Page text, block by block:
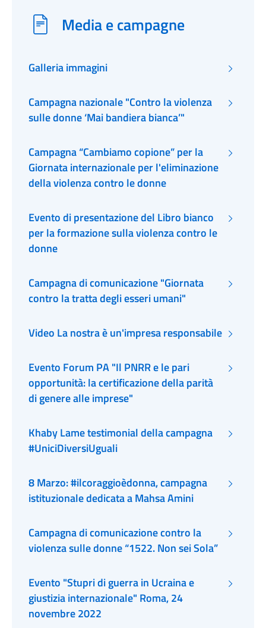
Media e campagne
Galleria immagini
Campagna nazionale "Contro la violenza
sulle donne ‘Mai bandiera bianca’"
Campagna “Cambiamo copione” per la
Giornata internazionale per l'eliminazione
della violenza contro le donne
Evento di presentazione del Libro bianco
per la formazione sulla violenza contro le
donne
Campagna di comunicazione "Giornata
contro la tratta degli esseri umani"
Video La nostra è un'impresa responsabile
Evento Forum PA "Il PNRR e le pari
opportunità: la certificazione della parità
di genere alle imprese"
Khaby Lame testimonial della campagna
#UniciDiversiUguali
8 Marzo: #ilcoraggioèdonna, campagna
istituzionale dedicata a Mahsa Amini
Campagna di comunicazione contro la
violenza sulle donne “1522. Non sei Sola”
Evento "Stupri di guerra in Ucraina e
giustizia internazionale" Roma, 24
novembre 2022